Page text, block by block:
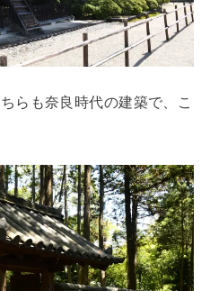
らも奈良時代の建築で、こ